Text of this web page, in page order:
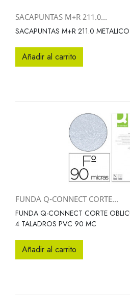
SACAPUNTAS M+R 211.0...
SACAPUNTAS M+R 211.0
Añadir al carrito
FUNDA Q-CONNECT CORTE...
FUNDA Q-CONNECT CORTE
4 TALADROS PVC 90 MC
Añadir al carrito